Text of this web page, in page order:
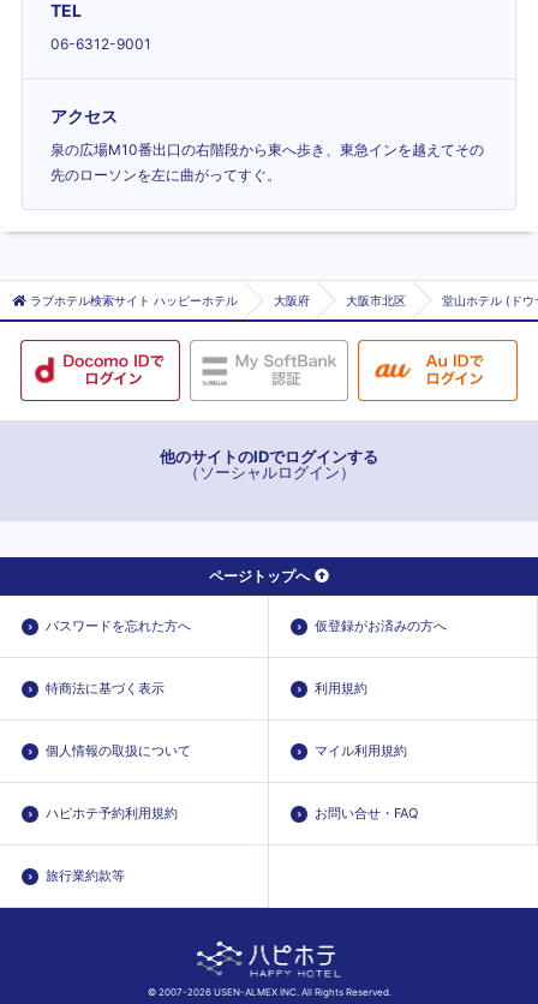
TEL
06-6312-9001
アクセス
泉の広場M10番出口の右階段から東へ歩き、東急インを越えてその
先のローソンを左に曲がってすぐ。
ラブホテル検索サイト ハッピーホテル 大阪府 大阪市北区 堂山ホテル (ドウ
他のサイトのIDでログインする
（ソーシャルログイン）
ページトップへ
パスワードを忘れた方へ 仮登録がお済みの方へ
特商法に基づく表示 利用規約
個人情報の取扱について マイル利用規約
ハピホテ予約利用規約 お問い合せ・FAQ
旅行業約款等
© 2007-2026 USEN-ALMEX INC. All Rights Reserved.